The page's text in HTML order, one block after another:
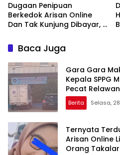
Dugaan Penipuan
Berkedok Arisan Online
Dan Tak Kunjung Dibayar,
HukumBaca Juga
Gara Gara
Kepala SPPG
Pecat Relawan
Berita Selasa,
Ternyata
Arisan Online
Orang Takalar